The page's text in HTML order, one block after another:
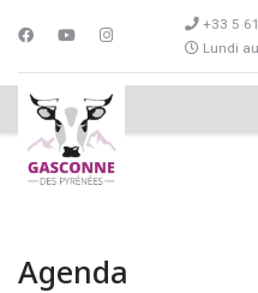
+33 5
Lundi
Agenda